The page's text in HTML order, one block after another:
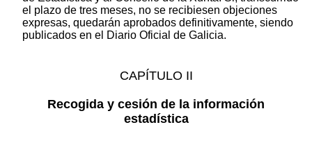
el plazo de tres meses, no se recibiesen objeciones
expresas, quedarán aprobados definitivamente, siendo
publicados en el Diario Oficial de Galicia.
CAPÍTULO II
Recogida y cesión de la información
estadística